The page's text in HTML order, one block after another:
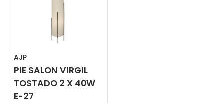
AJP
PIE SALON VIRGIL
TOSTADO 2 X 40W
E-27